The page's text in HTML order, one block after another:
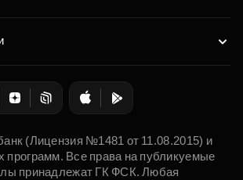
(Лицензия №1481 от 11.08.2015) и
программ. Все права на публикуемые
принадлежат ГК ФСК. Любая